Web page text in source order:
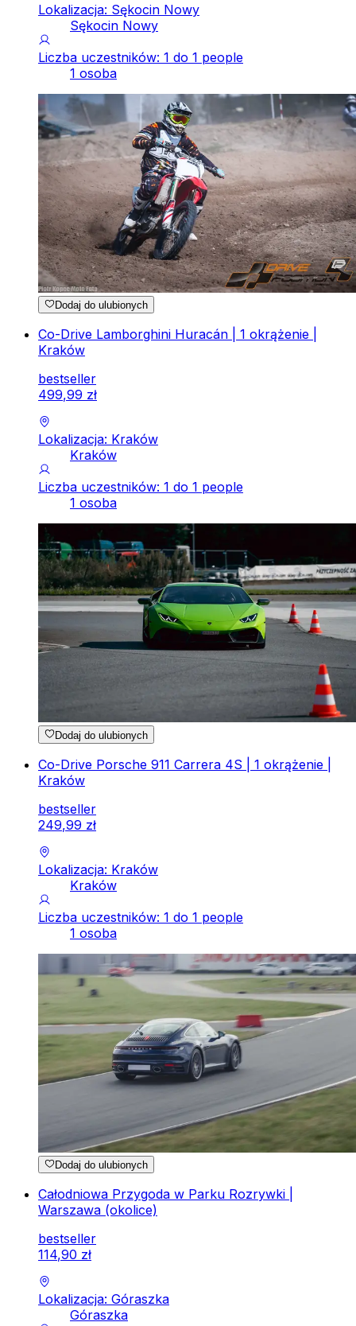
Lokalizacja: Sękocin Nowy
Sękocin Nowy
Liczba uczestników: 1 do 1 people
1 osoba
Dodaj do ulubionych
Co-Drive Lamborghini Huracán | 1 okrążenie |
Kraków
bestseller
499,99 zł
Lokalizacja: Kraków
Kraków
Liczba uczestników: 1 do 1 people
1 osoba
Dodaj do ulubionych
Co-Drive Porsche 911 Carrera 4S | 1 okrążenie |
Kraków
bestseller
249,99 zł
Lokalizacja: Kraków
Kraków
Liczba uczestników: 1 do 1 people
1 osoba
Dodaj do ulubionych
Całodniowa Przygoda w Parku Rozrywki |
Warszawa (okolice)
bestseller
114,90 zł
Lokalizacja: Góraszka
Góraszka